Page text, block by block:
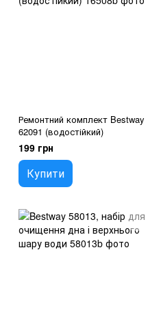
Ремонтний комплект Bestway
62091 (водостійкий)
199 грн
Купити